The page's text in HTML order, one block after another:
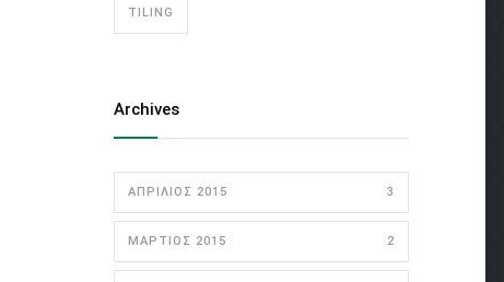
TILING
Archives
ΑΠΡΊΛΙΟΣ 2015 3
ΜΆΡΤΙΟΣ 2015 2